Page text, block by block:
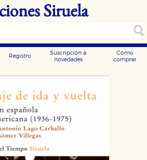
Siruela
Registro
Suscripción a
novedades
Cómo
comprar